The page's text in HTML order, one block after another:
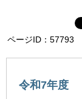
ページID：57793
令和7年度